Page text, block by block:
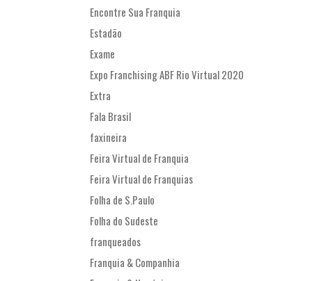
Encontre Sua Franquia
Estadão
Exame
Expo Franchising ABF Rio Virtual 2020
Extra
Fala Brasil
faxineira
Feira Virtual de Franquia
Feira Virtual de Franquias
Folha de S.Paulo
Folha do Sudeste
franqueados
Franquia & Companhia